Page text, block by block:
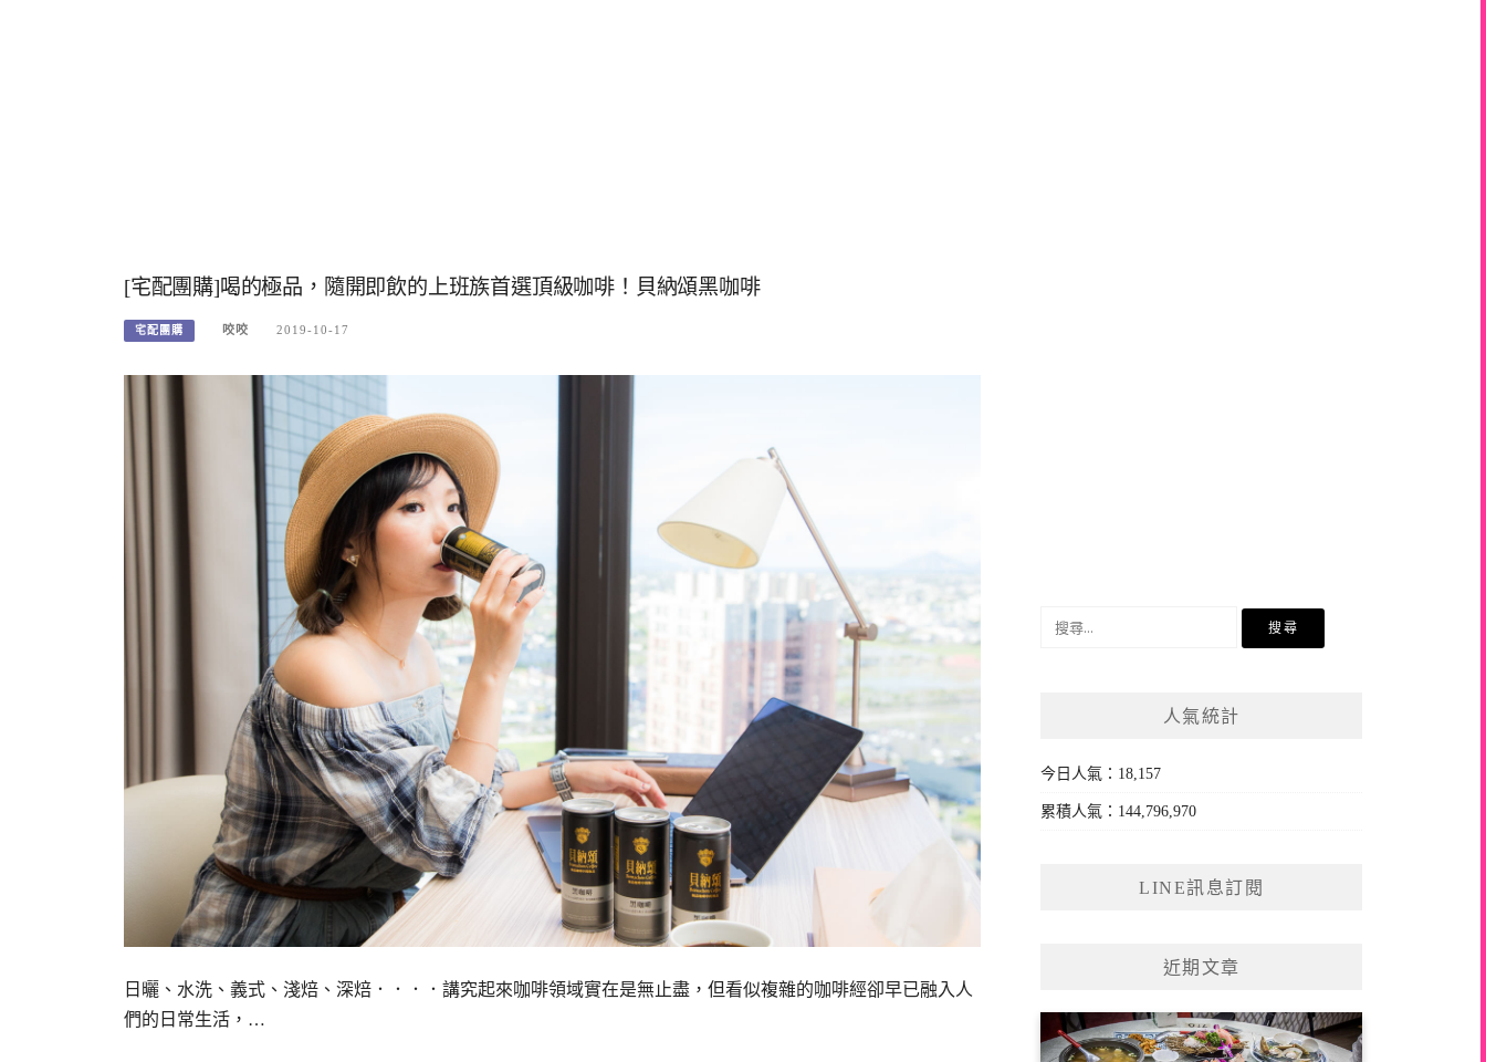
[宅配團購]喝的極品，隨開即飲的上班族首選頂級咖啡！貝納頌黑咖啡
宅配團購 咬咬 2019-10-17
日曬、水洗、義式、淺焙、深焙．．．．講究起來咖啡領域實在是無止盡，但看似複雜的咖啡經卻早已融入人
們的日常生活，…
人氣統計
今日人氣：18,157
累積人氣：144,796,970
LINE訊息訂閱
近期文章